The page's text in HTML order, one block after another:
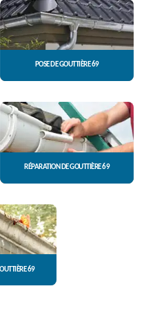
POSE DE GOUTTIÈRE 69
RÉPARATION DE GOUTTIÈRE 69
69